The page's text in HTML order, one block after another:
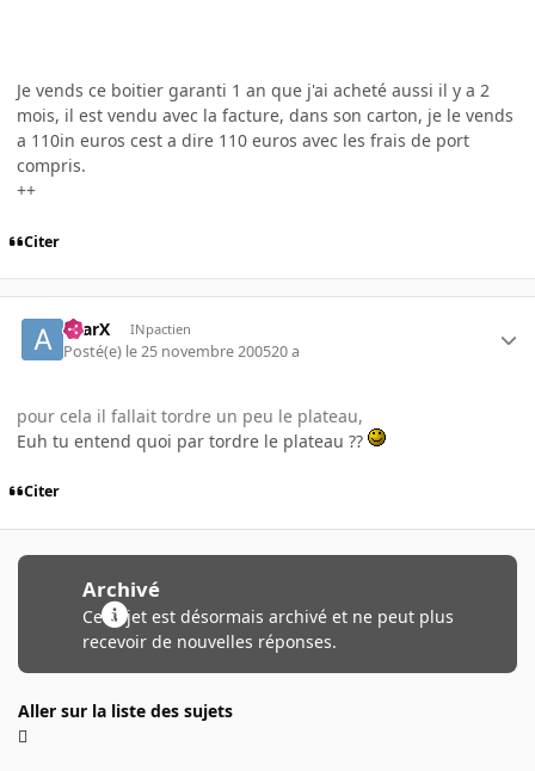
Je vends ce boitier garanti 1 an que j'ai acheté aussi il y a 2
mois, il est vendu avec la facture, dans son carton, je le vends
a 110in euros cest a dire 110 euros avec les frais de port
compris.
++
Citer
aYarX INpactien
Posté(e) le 25 novembre 200520 a
pour cela il fallait tordre un peu le plateau,
Euh tu entend quoi par tordre le plateau ??
Citer
Archivé
Ce sujet est désormais archivé et ne peut plus
recevoir de nouvelles réponses.
Aller sur la liste des sujets